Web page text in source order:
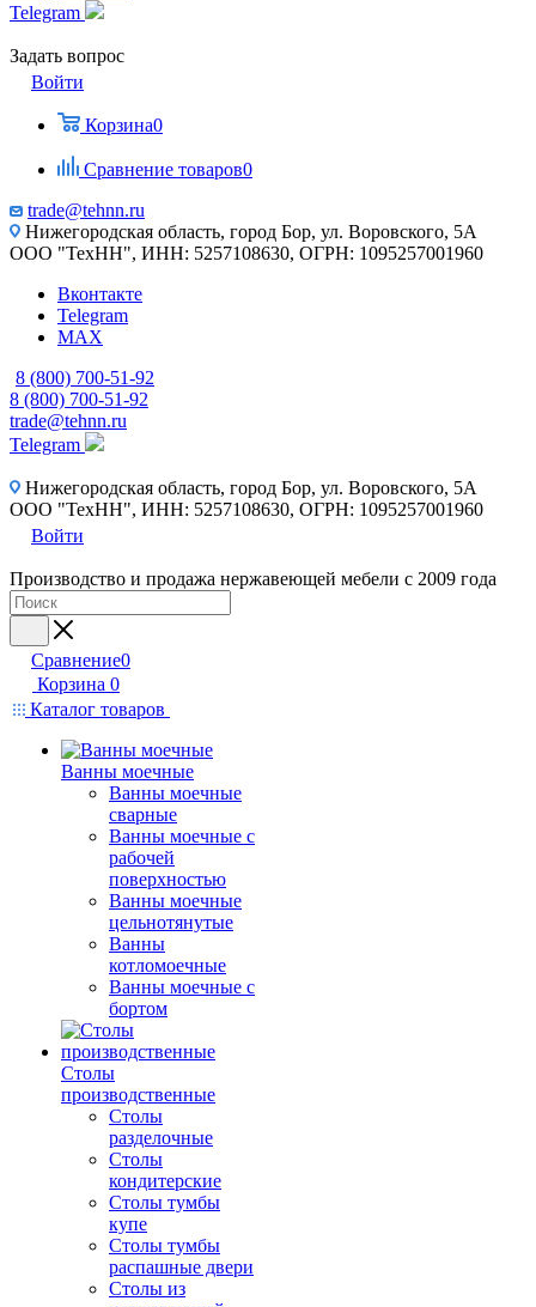
Telegram
Задать вопрос
Войти
Корзина0
Сравнение товаров0
trade@tehnn.ru
Нижегородская область, город Бор, ул. Воровского, 5А
ООО "ТехНН", ИНН: 5257108630, ОГРН: 1095257001960
Вконтакте
Telegram
MAX
8 (800) 700-51-92
8 (800) 700-51-92
trade@tehnn.ru
Telegram
Нижегородская область, город Бор, ул. Воровского, 5А
ООО "ТехНН", ИНН: 5257108630, ОГРН: 1095257001960
Войти
Производство и продажа нержавеющей мебели с 2009 года
Сравнение0
Корзина 0
Каталог товаров
Ванны моечные
Ванны моечные
сварные
Ванны моечные с
рабочей
поверхностью
Ванны моечные
цельнотянутые
Ванны
котломоечные
Ванны моечные с
бортом
Столы
производственные
Столы
разделочные
Столы
кондитерские
Столы тумбы
купе
Столы тумбы
распашные двери
Столы из